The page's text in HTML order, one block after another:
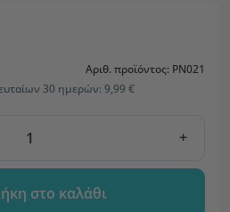
Αριθ. προϊόντος: PN021
30 ημερών: 9,99 €
+
στο καλάθι